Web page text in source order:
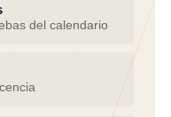
del calendario